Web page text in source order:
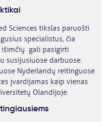
Sciences tikslas paruošti
specialistus, čia
išimčių gali pasigirti
susijusiuose darbuose.
Nyderlandų reitinguose
įvardijamas kaip vienas
Olandijoje.